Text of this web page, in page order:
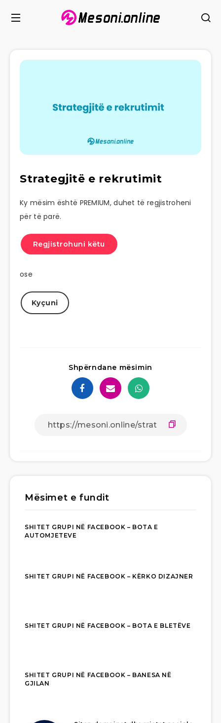
Strategjitë e rekrutimit
Ky mësim është PREMIUM, duhet të regjistroheni
për të parë.
Regjistrohuni këtu
ose
Kyçuni
Shpërndane mësimin
Mësimet e fundit
SHITET GRUPI NË FACEBOOK – BOTA E
AUTOMJETEVE
SHITET GRUPI NË FACEBOOK – KËRKO DIZAJNER
SHITET GRUPI NË FACEBOOK – BOTA E BLETËVE
SHITET GRUPI NË FACEBOOK – BANESA NË
GJILAN